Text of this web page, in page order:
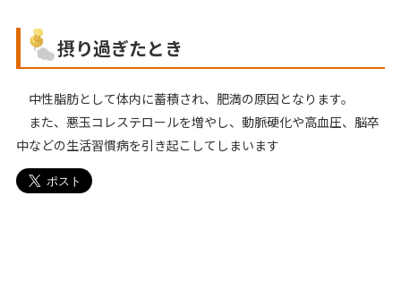
摂り過ぎたとき
中性脂肪として体内に蓄積され、肥満の原因となります。
また、悪玉コレステロールを増やし、動脈硬化や高血圧、脳卒
中などの生活習慣病を引き起こしてしまいます